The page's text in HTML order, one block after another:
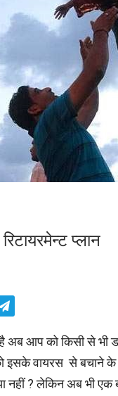
प्लान
है अब आप को किसी से
वायरस से बचाने के
? लेकिन अब भी एक